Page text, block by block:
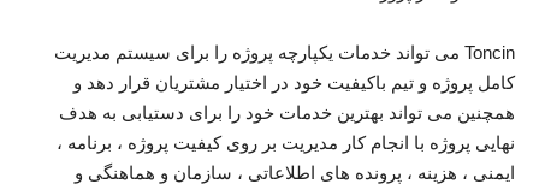
Toncin می تواند خدمات یکپارچه پروژه را برای سیستم مدیریت
کامل پروژه و تیم باکیفیت خود در اختیار مشتریان قرار دهد و
همچنین می تواند بهترین خدمات خود را برای دستیابی به هدف
نهایی پروژه با انجام کار مدیریت بر روی کیفیت پروژه ، برنامه ،
ایمنی ، هزینه ، پرونده های اطلاعاتی ، سازمان و هماهنگی و